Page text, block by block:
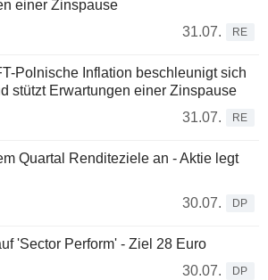
einer Zinspause
31.07.
RE
Polnische Inflation beschleunigt sich
stützt Erwartungen einer Zinspause
31.07.
RE
Quartal Renditeziele an - Aktie legt
30.07.
DP
'Sector Perform' - Ziel 28 Euro
30.07.
DP